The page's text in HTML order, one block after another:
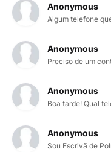
Anonymous
Algum telefone
Anonymous
Preciso de um
Anonymous
Boa tarde! Qual
Anonymous
Sou Escrivã de